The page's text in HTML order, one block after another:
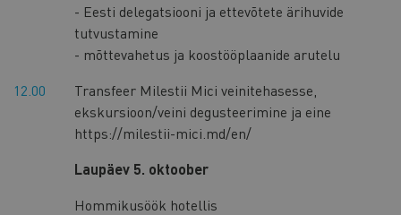
- Eesti delegatsiooni ja ettevõtete ärihuvide
tutvustamine
- mõttevahetus ja koostööplaanide arutelu
12.00
Transfeer Milestii Mici veinitehasesse,
ekskursioon/veini degusteerimine ja eine
https://milestii-mici.md/en/
Laupäev 5. oktoober
Hommikusöök hotellis